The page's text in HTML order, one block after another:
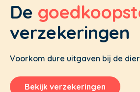
De
verzekeringen
Voorkom dure uitgaven bij de
Bekijk verzekeringen